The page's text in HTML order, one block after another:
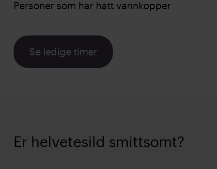
Personer som har hatt vannkopper
Se ledige timer
Er helvetesild smittsomt?